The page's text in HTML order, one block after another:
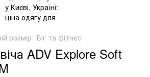
розмір Біг та фітнес
ADV Explore Soft